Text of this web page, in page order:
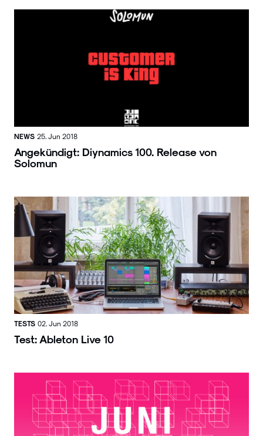
NEWS 25. Jun 2018
Angekündigt: Diynamics 100. Release von
Solomun
TESTS 02. Jun 2018
Test: Ableton Live 10